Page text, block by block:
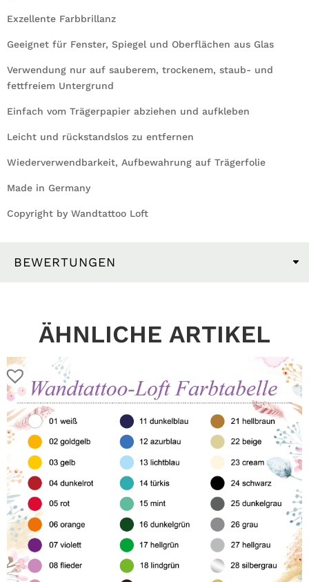
Exzellente Farbbrillanz
Geeignet für Fenster, Spiegel und Oberflächen aus Glas
Verwendung nur auf sauberem, trockenem, staub- und
fettfreiem Untergrund
Einfach vom Trägerpapier abziehen und aufkleben
Leicht und rückstandslos zu entfernen
Wiederverwendbarkeit, Aufbewahrung auf Trägerfolie
Made in Germany
Copyright by Wandtattoo Loft
BEWERTUNGEN
ÄHNLICHE ARTIKEL